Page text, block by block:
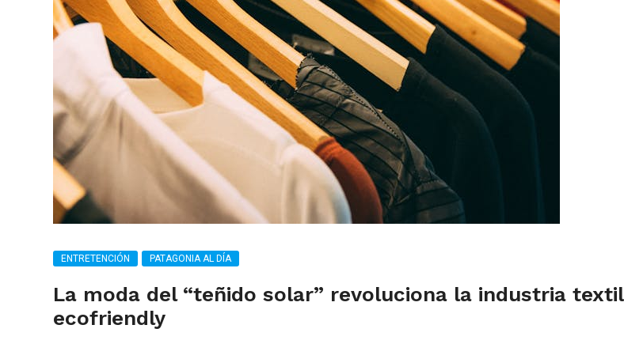
ENTRETENCIÓN PATAGONIA AL DÍA
La moda del “teñido solar” revoluciona la industria textil
ecofriendly